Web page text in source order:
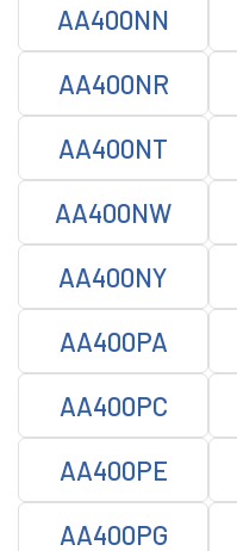
AA400NN
AA400NR
AA400NT
AA400NW
AA400NY
AA400PA
AA400PC
AA400PE
AA400PG